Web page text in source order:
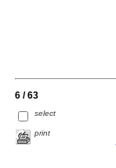
6 / 63
select
print